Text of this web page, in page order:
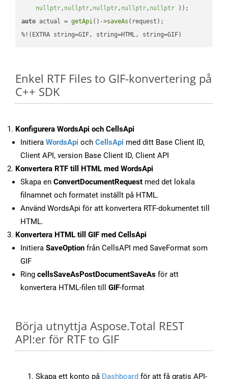
nullptr, nullptr, nullptr, nullptr, nullptr ))
auto actual = getApi()->saveAs (request);
%!(EXTRA string=GIF, string=HTML, string=GIF)
Enkel RTF Files to GIF-konvertering på
C++ SDK
Konfigurera WordsApi och CellsApi
Initiera WordsApi och CellsApi med ditt Base Client ID,
Client API, version Base Client ID, Client API
Konvertera RTF till HTML med WordsApi
Skapa en ConvertDocumentRequest med det lokala
filnamnet och formatet inställt på HTML.
Använd WordsApi för att konvertera RTF-dokumentet till
HTML.
Konvertera HTML till GIF med CellsApi
Initiera SaveOption från CellsAPI med SaveFormat som
GIF
Ring cellsSaveAsPostDocumentSaveAs för att
konvertera HTML-filen till GIF-format
Börja utnyttja Aspose.Total REST
API:er för RTF to GIF
Skapa ett konto på Dashboard för att få gratis API-